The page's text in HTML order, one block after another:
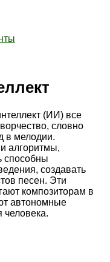
(ИИ) все
словно
в мелодии.
алгоритмы,
способны
создавать
песен. Эти
композиторам в
автономные